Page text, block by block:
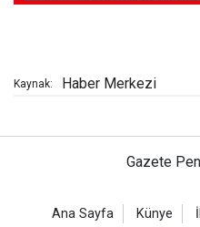
Kaynak: Haber Merkezi
Gazete
Ana Sayfa Künye